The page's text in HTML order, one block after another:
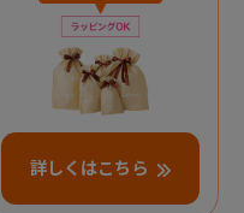
詳しくはこちら